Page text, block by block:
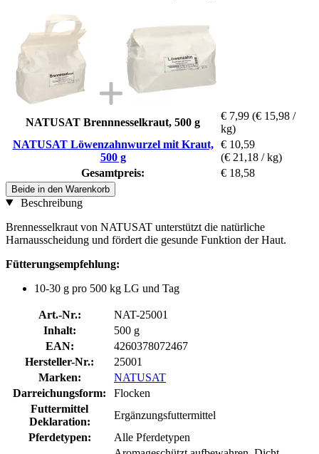
NATUSAT Brennnesselkraut, 500 g
€ 7,99 (€ 15,98 /
kg)
NATUSAT Löwenzahnwurzel mit Kraut,
500 g
€ 10,59
(€ 21,18 / kg)
Gesamtpreis:
€ 18,58
Beide in den Warenkorb
Beschreibung
Brennesselkraut von NATUSAT unterstützt die natürliche
Harnausscheidung und fördert die gesunde Funktion der Haut.
Fütterungsempfehlung:
10-30 g pro 500 kg LG und Tag
Art.-Nr.:
NAT-25001
Inhalt:
500 g
EAN:
4260378072467
Hersteller-Nr.:
25001
Marken:
NATUSAT
Darreichungsform:
Flocken
Futtermittel
Deklaration:
Ergänzungsfuttermittel
Pferdetypen:
Alle Pferdetypen